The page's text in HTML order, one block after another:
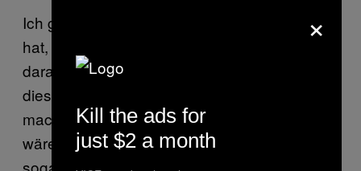
Ich glaube umso mehr Geld und Zeit man
hat, umso höher sind die Chancen das was
daraus wird. Aber ich denke, dass das was
diesen Film ausmacht und ihn so erfolgreich
macht, die Energie ist, und ich glaube die
wäre die Gleiche geblieben. Man könnte
sogar überproduzieren und so die Energie
×
Kill the ads for
just $2 a month